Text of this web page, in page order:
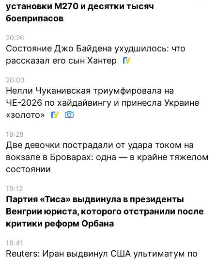
установки M270 и десятки тысяч
боеприпасов
20:26
Состояние Джо Байдена ухудшилось: что
рассказал его сын Хантер
20:03
Нелли Чуканивская триумфировала на
ЧЕ-2026 по хайдайвингу и принесла Украине
«золото»
19:28
Две девочки пострадали от удара током на
вокзале в Броварах: одна — в крайне тяжелом
состоянии
19:12
Партия «Тиса» выдвинула в президенты
Венгрии юриста, которого отстранили после
критики реформ Орбана
18:41
Reuters: Иран выдвинул США ультиматум по